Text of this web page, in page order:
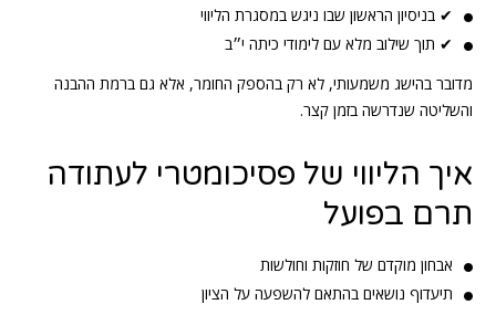
✔ בניסיון הראשון שבו ניגש במסגרת הליווי
✔ תוך שילוב מלא עם לימודי כיתה י״ב
מדובר בהישג משמעותי, לא רק בהספק החומר, אלא גם ברמת ההבנה
והשליטה שנדרשה בזמן קצר.
איך הליווי של פסיכומטרי לעתודה
תרם בפועל
אבחון מוקדם של חוזקות וחולשות
תיעדוף נושאים בהתאם להשפעה על הציון